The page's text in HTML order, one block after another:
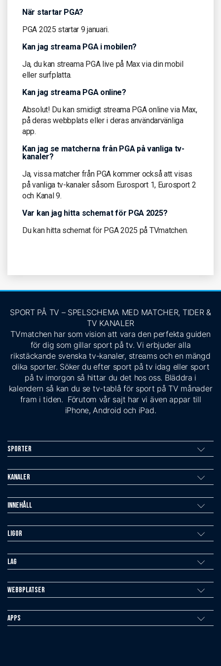
När startar PGA?
PGA 2025 startar 9 januari.
Kan jag streama PGA i mobilen?
Ja, du kan streama PGA live på Max via din mobil
eller surfplatta.
Kan jag streama PGA online?
Absolut! Du kan smidigt streama PGA online via Max,
på deras webbplats eller i deras användarvänliga
app.
Kan jag se matcherna från PGA på vanliga tv-
kanaler?
Ja, vissa matcher från PGA kommer också att visas
på vanliga tv-kanaler såsom Eurosport 1, Eurosport 2
och Kanal 9.
Var kan jag hitta schemat för PGA 2025?
Du kan hitta schemat för PGA 2025 på TVmatchen.
SPORT PÅ TV – SPELSCHEMA MED MATCHER, TIDER &
TV KANALER
TVmatchen har som vision att vara den perfekta guiden
för dig som gillar sport på tv. Vi erbjuder alla
rikstäckande svenska tv-kanaler, streams och en mängd
olika sporter. Söker du efter sport på tv idag eller sport
på tv imorgon så hittar du det hos oss. Bläddra i
kalendern så kan du se tv-tablå för sport på TV månader
fram i tiden. Förutom vår sajt har vi även appar till
iPhone, Android och iPad.
Sporter
Kanaler
Innehåll
Ligor
Lag
Webbplatser
Apps